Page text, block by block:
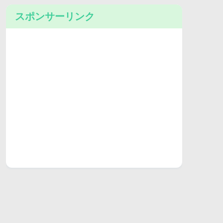
スポンサーリンク